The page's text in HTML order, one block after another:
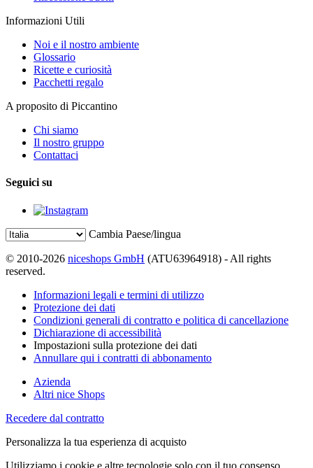
Informazioni Utili
Noi e il nostro ambiente
Glossario
Ricette e curiosità
Pacchetti regalo
A proposito di Piccantino
Chi siamo
Il nostro gruppo
Contattaci
Seguici su
Cambia Paese/lingua
© 2010-2026 niceshops GmbH (ATU63964918) - All rights
reserved.
Informazioni legali e termini di utilizzo
Protezione dei dati
Condizioni generali di contratto e politica di cancellazione
Dichiarazione di accessibilità
Impostazioni sulla protezione dei dati
Annullare qui i contratti di abbonamento
Azienda
Altri nice Shops
Recedere dal contratto
Personalizza la tua esperienza di acquisto
Utilizziamo i cookie e altre tecnologie solo con il tuo consenso